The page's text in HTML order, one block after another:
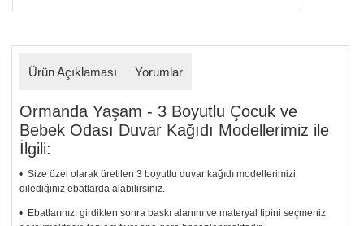
Ürün Açıklaması Yorumlar
Ormanda Yaşam - 3 Boyutlu Çocuk ve
Bebek Odası Duvar Kağıdı Modellerimiz ile
İlgili:
• Size özel olarak üretilen 3 boyutlu duvar kağıdı modellerimizi
dilediğiniz ebatlarda alabilirsiniz.
• Ebatlarınızı girdikten sonra baskı alanını ve materyal tipini seçmeniz